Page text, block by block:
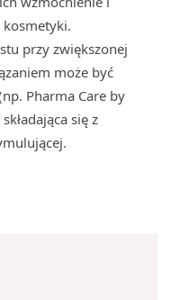
przy zwiększonej
może być
Pharma Care by
się z